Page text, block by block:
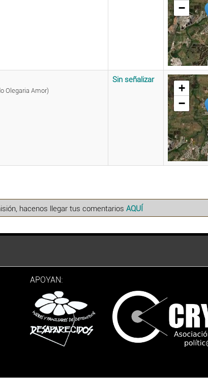
−
Olegaria Amor)
Sin señalizar
+
−
hacenos llegar tus comentarios AQUÍ
APOYAN: